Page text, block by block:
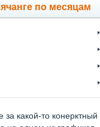
по месяцам
какой-то